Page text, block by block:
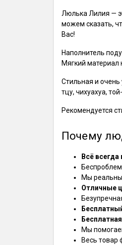
Люлька Лилия —
можем сказать,
Вас!
Наполнитель
Мягкий материал
Стильная и
тцу, чихуахуа,
Рекомендуется
Почему
Всё всегда
Мы
Отличные
Мы
Весь товар